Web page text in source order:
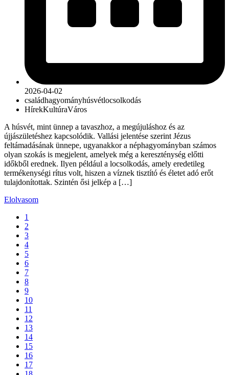
2026-04-02
családhagyományhúsvétlocsolkodás
HírekKultúraVáros
A húsvét, mint ünnep a tavaszhoz, a megújuláshoz és az
újjászületéshez kapcsolódik. Vallási jelentése szerint Jézus
feltámadásának ünnepe, ugyanakkor a néphagyományban számos
olyan szokás is megjelent, amelyek még a kereszténység előtti
időkből erednek. Ilyen például a locsolkodás, amely eredetileg
termékenységi rítus volt, hiszen a víznek tisztító és életet adó erőt
tulajdonítottak. Szintén ősi jelkép a […]
Elolvasom
1
2
3
4
5
6
7
8
9
10
11
12
13
14
15
16
17